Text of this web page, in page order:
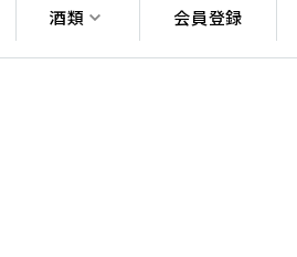
酒類 会員登録